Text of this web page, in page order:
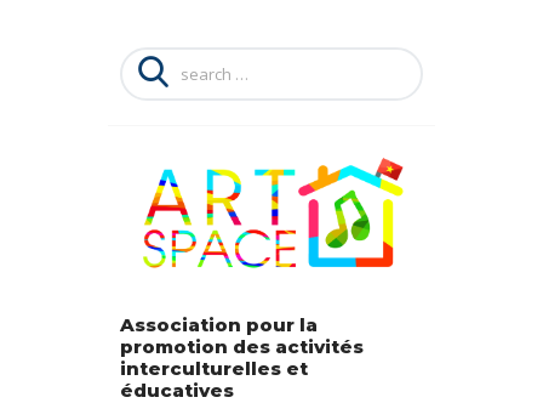
Search
for:
Association pour la
promotion des activités
interculturelles et
éducatives